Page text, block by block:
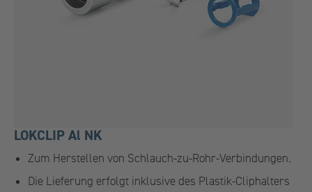
LOKCLIP Al NK
Zum Herstellen von Schlauch-zu-Rohr-Verbindungen.
Die Lieferung erfolgt inklusive des Plastik-Cliphalters